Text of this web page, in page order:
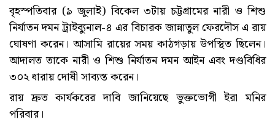
বৃহস্পতিবার (৯ জুলাই) বিকেল ৩টায় চট্টগ্রামের নারী ও শিশু
নির্যাতন দমন ট্রাইব্যুনাল-৪ এর বিচারক জান্নাতুল ফেরদৌস এ রায়
ঘোষণা করেন। আসামি রায়ের সময় কাঠগড়ায় উপস্থিত ছিলেন।
আদালত তাকে নারী ও শিশু নির্যাতন দমন আইন এবং দণ্ডবিধির
৩০২ ধারায় দোষী সাব্যস্ত করেন।
রায় দ্রুত কার্যকরের দাবি জানিয়েছে ভুক্তভোগী ইরা মনির
পরিবার।